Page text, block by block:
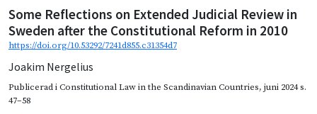
Some Reflections on Extended Judicial Review in
Sweden after the Constitutional Reform in 2010
https://doi.org/10.53292/7241d855.c31354d7
Joakim Nergelius
Publicerad iConstitutional Law in the Scandinavian Countries, juni 2024s.
47–58